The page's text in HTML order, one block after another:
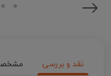
نقد و بررسی